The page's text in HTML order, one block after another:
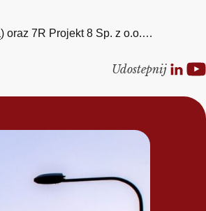
oraz 7R Projekt 8 Sp. z o.o.…
Udostepnij